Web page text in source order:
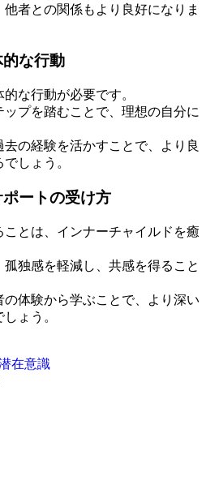
者との関係もより良好になりま
な行動
な行動が必要です。
プを踏むことで、理想の自分に
の経験を活かすことで、より良
しょう。
ートの受け方
とは、インナーチャイルドを癒
独感を軽減し、共感を得ること
体験から学ぶことで、より深い
ょう。
在意識